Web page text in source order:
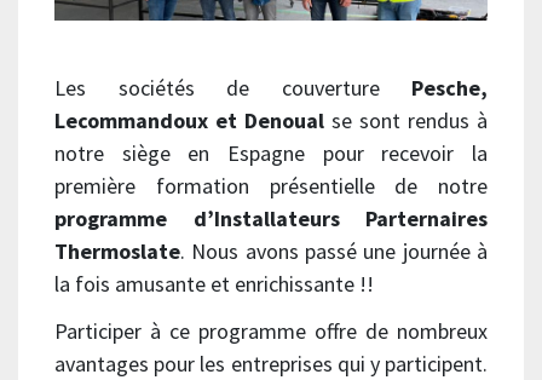
Les sociétés de couverture Pesche,
Lecommandoux et Denoual se sont rendus à
notre siège en Espagne pour recevoir la
première formation présentielle de notre
programme d’Installateurs Parternaires
Thermoslate. Nous avons passé une journée à
la fois amusante et enrichissante !!
Participer à ce programme offre de nombreux
avantages pour les entreprises qui y participent.